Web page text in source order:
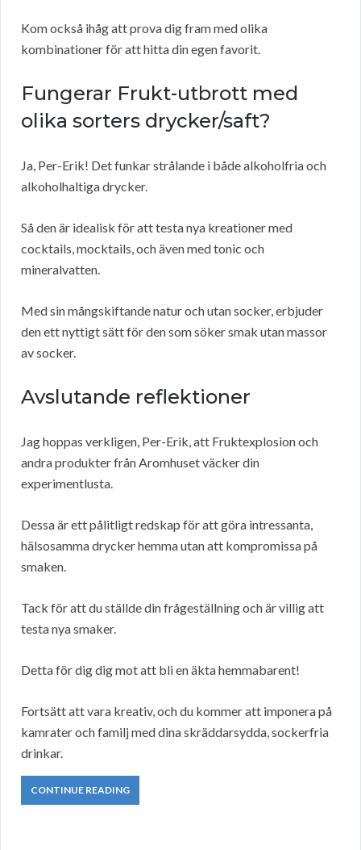
Kom också ihåg att prova dig fram med olika
kombinationer för att hitta din egen favorit.
Fungerar Frukt-utbrott med
olika sorters drycker/saft?
Ja, Per-Erik! Det funkar strålande i både alkoholfria och
alkoholhaltiga drycker.
Så den är idealisk för att testa nya kreationer med
cocktails, mocktails, och även med tonic och
mineralvatten.
Med sin mångskiftande natur och utan socker, erbjuder
den ett nyttigt sätt för den som söker smak utan massor
av socker.
Avslutande reflektioner
Jag hoppas verkligen, Per-Erik, att Fruktexplosion och
andra produkter från Aromhuset väcker din
experimentlusta.
Dessa är ett pålitligt redskap för att göra intressanta,
hälsosamma drycker hemma utan att kompromissa på
smaken.
Tack för att du ställde din frågeställning och är villig att
testa nya smaker.
Detta för dig dig mot att bli en äkta hemmabarent!
Fortsätt att vara kreativ, och du kommer att imponera på
kamrater och familj med dina skräddarsydda, sockerfria
drinkar.
CONTINUE READING